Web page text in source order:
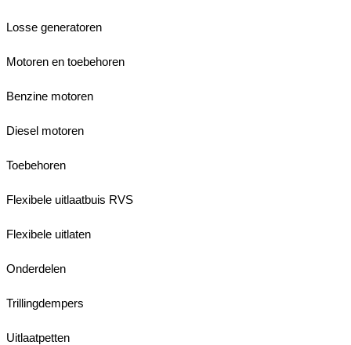
Losse generatoren
Motoren en toebehoren
Benzine motoren
Diesel motoren
Toebehoren
Flexibele uitlaatbuis RVS
Flexibele uitlaten
Onderdelen
Trillingdempers
Uitlaatpetten